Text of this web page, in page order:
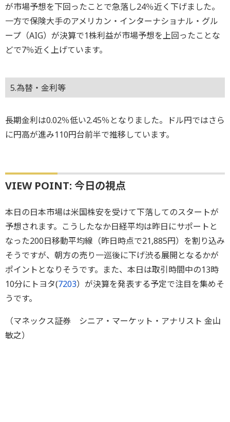
が市場予想を下回ったことで急落し24％近く下げました。
一方で保険大手のアメリカン・インターナショナル・グル
ープ（AIG）が決算で1株利益が市場予想を上回ったことな
どで7％近く上げています。
5.為替・金利等
長期金利は0.02％低い2.45％となりました。ドル円ではさら
に円高が進み110円台前半で推移しています。
VIEW POINT: 今日の視点
本日の日本市場は米国株安を受けて下落してのスタートが
予想されます。こうしたなか日経平均は昨日にサポートと
なった200日移動平均線（昨日時点で21,885円）を割り込み
そうですが、朝方の売り一巡後に下げ渋る展開となるかが
ポイントとなりそうです。また、本日は取引時間中の13時
10分にトヨタ(7203）が決算を発表する予定で注目を集めそ
うです。
（マネックス証券 シニア・マーケット・アナリスト 金山
敏之）